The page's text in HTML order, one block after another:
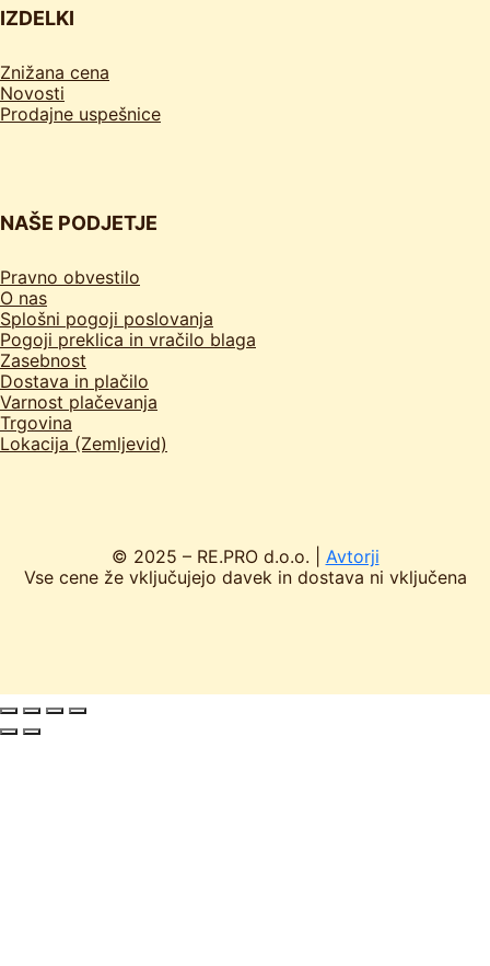
IZDELKI
Znižana cena
Novosti
Prodajne uspešnice
NAŠE PODJETJE
Pravno obvestilo
O nas
Splošni pogoji poslovanja
Pogoji preklica in vračilo blaga
Zasebnost
Dostava in plačilo
Varnost plačevanja
Trgovina
Lokacija (Zemljevid)
© 2025 – RE.PRO d.o.o. | Avtorji
Vse cene že vključujejo davek in dostava ni vključena